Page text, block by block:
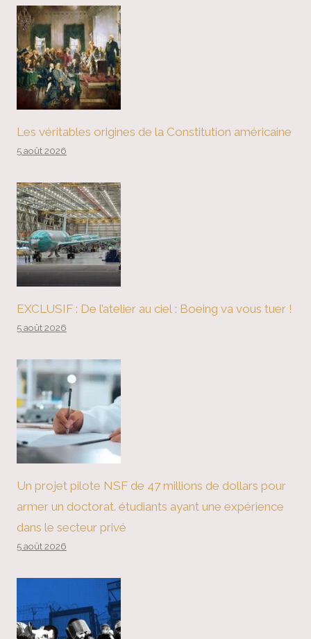
Les véritables origines de la Constitution américaine
5 août 2026
EXCLUSIF : De l’atelier au ciel : Boeing va vous tuer !
5 août 2026
Un projet pilote NSF de 47 millions de dollars pour
armer un doctorat. étudiants ayant une expérience
dans le secteur privé
5 août 2026